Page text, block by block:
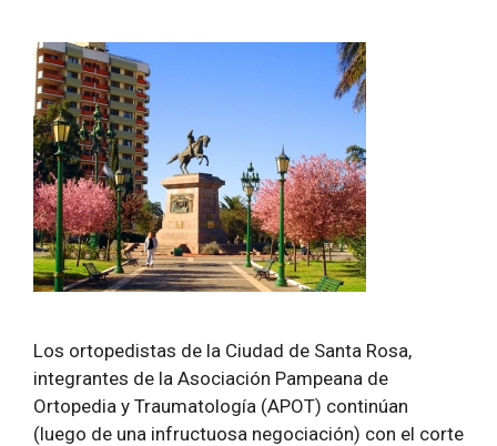
Los ortopedistas de la Ciudad de Santa Rosa,
integrantes de la Asociación Pampeana de
Ortopedia y Traumatología (APOT) continúan
(luego de una infructuosa negociación) con el corte